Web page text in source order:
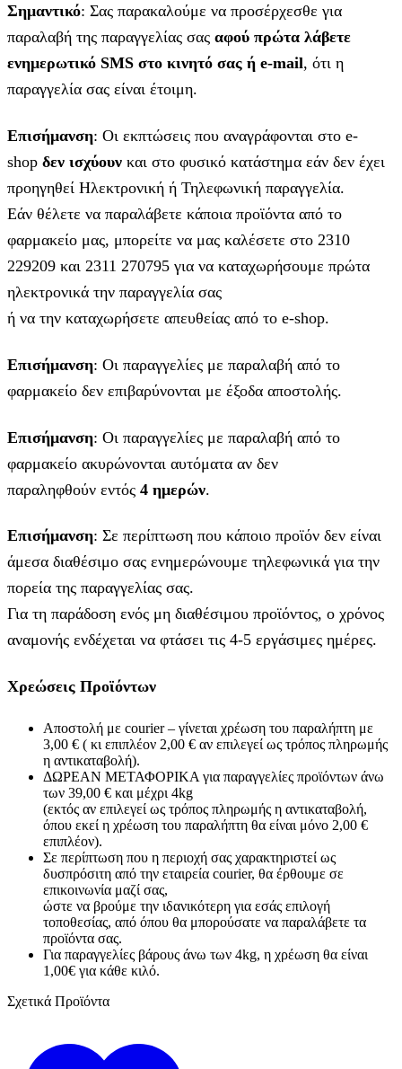
Σημαντικό: Σας παρακαλούμε να προσέρχεσθε για
παραλαβή της παραγγελίας σας αφού πρώτα λάβετε
ενημερωτικό SMS στο κινητό σας ή e-mail, ότι η
παραγγελία σας είναι έτοιμη.
Επισήμανση: Οι εκπτώσεις που αναγράφονται στο e-
shop δεν ισχύουν και στο φυσικό κατάστημα εάν δεν έχει
προηγηθεί Ηλεκτρονική ή Τηλεφωνική παραγγελία.
Εάν θέλετε να παραλάβετε κάποια προϊόντα από το
φαρμακείο μας, μπορείτε να μας καλέσετε στο 2310
229209 και 2311 270795 για να καταχωρήσουμε πρώτα
ηλεκτρονικά την παραγγελία σας
ή να την καταχωρήσετε απευθείας από το e-shop.
Επισήμανση: Οι παραγγελίες με παραλαβή από το
φαρμακείο δεν επιβαρύνονται με έξοδα αποστολής.
Επισήμανση: Οι παραγγελίες με παραλαβή από το
φαρμακείο ακυρώνονται αυτόματα αν δεν
παραληφθούν εντός 4 ημερών.
Επισήμανση: Σε περίπτωση που κάποιο προϊόν δεν είναι
άμεσα διαθέσιμο σας ενημερώνουμε τηλεφωνικά για την
πορεία της παραγγελίας σας.
Για τη παράδοση ενός μη διαθέσιμου προϊόντος, ο χρόνος
αναμονής ενδέχεται να φτάσει τις 4-5 εργάσιμες ημέρες.
Χρεώσεις Προϊόντων
Αποστολή με courier – γίνεται χρέωση του παραλήπτη με
3,00 € ( κι επιπλέον 2,00 € αν επιλεγεί ως τρόπος πληρωμής
η αντικαταβολή).
ΔΩΡΕΑΝ ΜΕΤΑΦΟΡΙΚΑ για παραγγελίες προϊόντων άνω
των 39,00 € και μέχρι 4kg
(εκτός αν επιλεγεί ως τρόπος πληρωμής η αντικαταβολή,
όπου εκεί η χρέωση του παραλήπτη θα είναι μόνο 2,00 €
επιπλέον).
Σε περίπτωση που η περιοχή σας χαρακτηριστεί ως
δυσπρόσιτη από την εταιρεία courier, θα έρθουμε σε
επικοινωνία μαζί σας,
ώστε να βρούμε την ιδανικότερη για εσάς επιλογή
τοποθεσίας, από όπου θα μπορούσατε να παραλάβετε τα
προϊόντα σας.
Για παραγγελίες βάρους άνω των 4kg, η χρέωση θα είναι
1,00€ για κάθε κιλό.
Σχετικά Προϊόντα